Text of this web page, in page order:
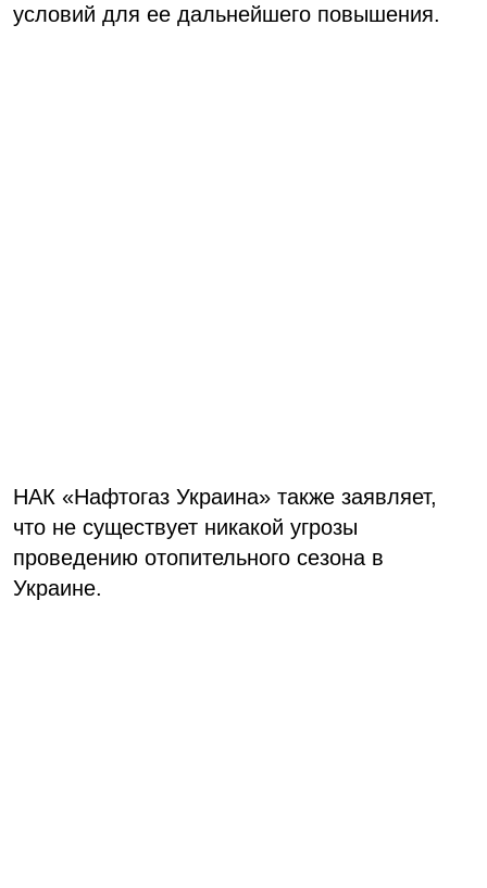
условий для ее дальнейшего повышения.
НАК «Нафтогаз Украина» также заявляет,
что не существует никакой угрозы
проведению отопительного сезона в
Украине.